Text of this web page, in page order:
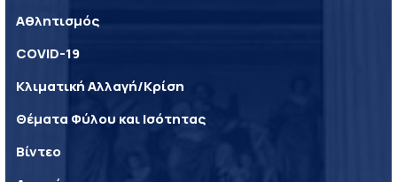
Αθλητισμός
COVID-19
Κλιματική Αλλαγή/Κρίση
Θέματα Φύλου και Ισότητας
Βίντεο